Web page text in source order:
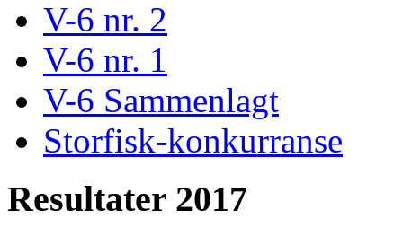
V-6 nr. 2
V-6 nr. 1
V-6 Sammenlagt
Storfisk-konkurranse
Resultater 2017